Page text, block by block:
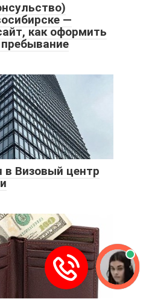
—
как оформить
в Визовый центр